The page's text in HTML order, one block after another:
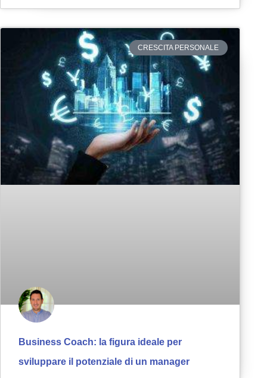
CRESCITA PERSONALE
Business Coach: la figura ideale per
sviluppare il potenziale di un manager